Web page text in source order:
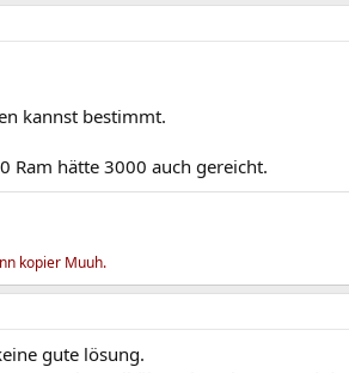
kannst bestimmt.
Ram hätte 3000 auch gereicht.
kopier Muuh.
gute lösung.